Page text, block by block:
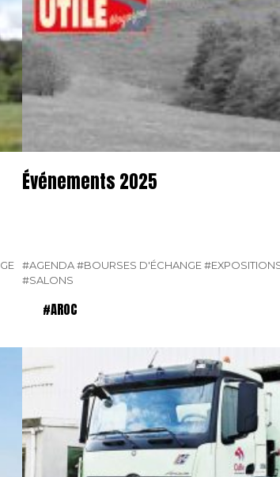
Événements 2025
#AGENDA#BOURSES D'ÉCHANGE
#SALONS
#AROC